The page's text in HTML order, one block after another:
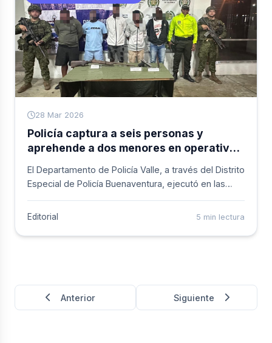
28 Mar 2026
Policía captura a seis personas y
aprehende a dos menores en operativos
Buenaventura
El Departamento de Policía Valle, a través del Distrito
Especial de Policía Buenaventura, ejecutó en las
captura de seis personas y la aprehensión de dos
contra los grupos delincuenciales que operan en el
Editorial 5 min lectura
Anterior Siguiente